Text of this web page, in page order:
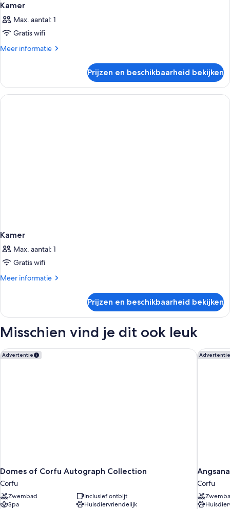
Kamer
Max. aantal: 1
Gratis wifi
Meer informatie
Meer
Prijzen en beschikbaarheid bekijken
Kamer
Max. aantal: 1
Gratis wifi
Meer informatie
Meer
Prijzen en beschikbaarheid bekijken
Misschien vind je dit ook leuk
Advertentie
Domes of Corfu Autograph Collection
Corfu
Zwembad
Inclusief ontbijt
Spa
Huisdiervriendelijk
Domes of Corfu Autograph Collection Advertentie
Corfu